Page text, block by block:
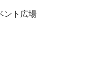
ント広場